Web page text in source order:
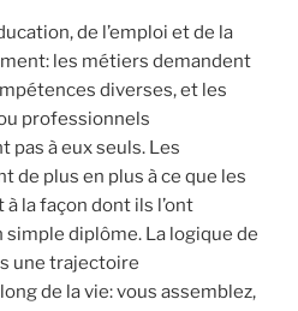
de l’emploi et de la
les métiers demandent
diverses, et les
professionnels
à eux seuls. Les
de plus en plus à ce que les
la façon dont ils l’ont
simple diplôme. La logique de
une trajectoire
de la vie: vous assemblez,